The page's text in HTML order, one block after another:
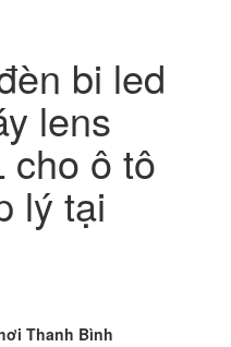
bi led
lens
cho ô tô
lý tại
Thanh Bình